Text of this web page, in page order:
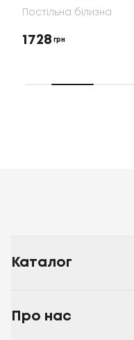
Постільна білизна
1728 грн
Каталог
Про нас